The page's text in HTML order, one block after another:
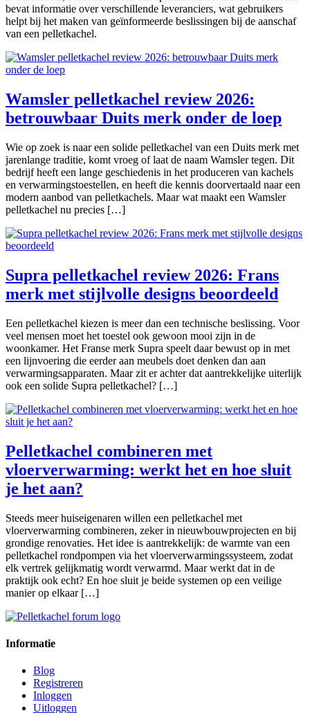
bevat informatie over verschillende leveranciers, wat gebruikers
helpt bij het maken van geïnformeerde beslissingen bij de aanschaf
van een pelletkachel.
Wamsler pelletkachel review 2026:
betrouwbaar Duits merk onder de loep
Wie op zoek is naar een solide pelletkachel van een Duits merk met
jarenlange traditie, komt vroeg of laat de naam Wamsler tegen. Dit
bedrijf heeft een lange geschiedenis in het produceren van kachels
en verwarmingstoestellen, en heeft die kennis doorvertaald naar een
modern aanbod van pelletkachels. Maar wat maakt een Wamsler
pelletkachel nu precies […]
Supra pelletkachel review 2026: Frans
merk met stijlvolle designs beoordeeld
Een pelletkachel kiezen is meer dan een technische beslissing. Voor
veel mensen moet het toestel ook gewoon mooi zijn in de
woonkamer. Het Franse merk Supra speelt daar bewust op in met
een lijnvoering die eerder aan meubels doet denken dan aan
verwarmingsapparaten. Maar zit er achter dat aantrekkelijke uiterlijk
ook een solide Supra pelletkachel? […]
Pelletkachel combineren met
vloerverwarming: werkt het en hoe sluit
je het aan?
Steeds meer huiseigenaren willen een pelletkachel met
vloerverwarming combineren, zeker in nieuwbouwprojecten en bij
grondige renovaties. Het idee is aantrekkelijk: de warmte van een
pelletkachel rondpompen via het vloerverwarmingssysteem, zodat
elk vertrek gelijkmatig wordt verwarmd. Maar werkt dat in de
praktijk ook echt? En hoe sluit je beide systemen op een veilige
manier op elkaar […]
Informatie
Blog
Registreren
Inloggen
Uitloggen